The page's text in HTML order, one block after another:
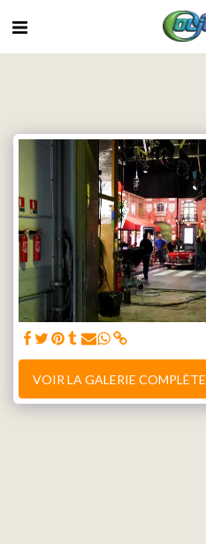
VOIR LA GALERIE COMPLÈTE